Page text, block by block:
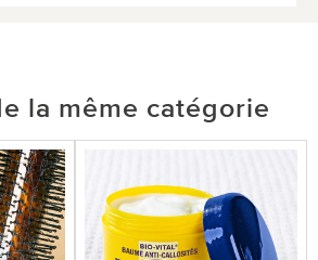
la même catégorie